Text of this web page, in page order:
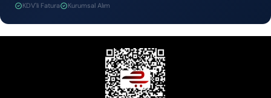
KDV'li Fatura
Kurumsal Alım